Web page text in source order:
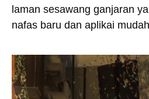
laman sesawang ganjaran
nafas baru dan aplikai